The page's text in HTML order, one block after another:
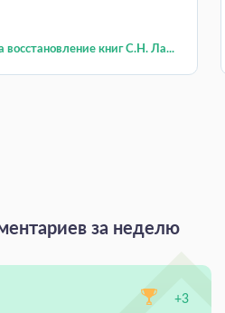
восстановление книг С.Н. Ла...
за неделю
+3